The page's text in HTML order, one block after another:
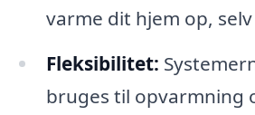
varme dit hjem op,
Fleksibilitet:
bruges til opvarmning